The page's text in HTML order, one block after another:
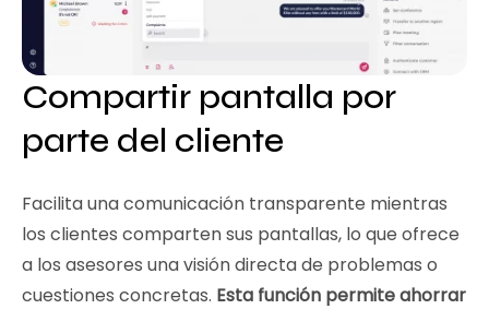
Compartir pantalla por
parte del cliente
Facilita una comunicación transparente mientras
los clientes comparten sus pantallas, lo que ofrece
a los asesores una visión directa de problemas o
cuestiones concretas. Esta función permite ahorrar